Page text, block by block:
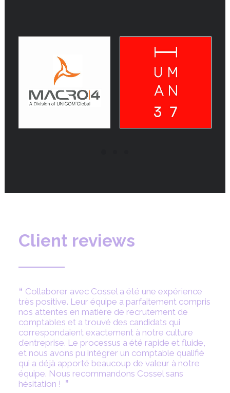
Client reviews
Collaborer avec Cossel a été une expérience
très positive. Leur équipe a parfaitement compris
nos attentes en matière de recrutement de
comptables et a trouvé des candidats qui
correspondaient exactement à notre culture
d’entreprise. Le processus a été rapide et fluide,
et nous avons pu intégrer un comptable qualifié
qui a déjà apporté beaucoup de valeur à notre
équipe. Nous recommandons Cossel sans
hésitation !